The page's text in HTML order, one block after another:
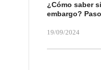
¿Cómo saber
embargo?
19/09/2024